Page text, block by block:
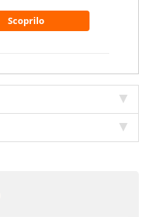
Scoprilo